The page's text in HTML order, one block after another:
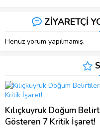
ZİYARETÇİ
Henüz yorum yapılmamış.
Kılıçkuyruk Doğum
Gösteren 7 Kritik İşaret!